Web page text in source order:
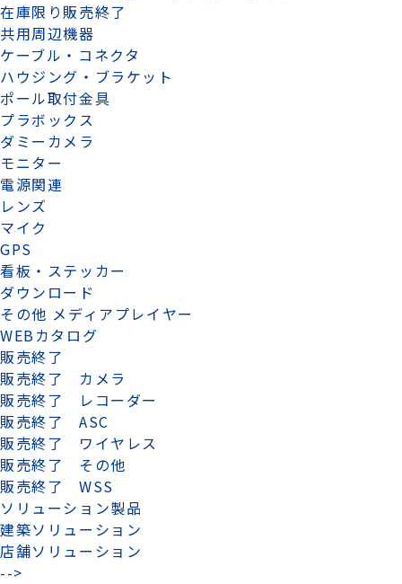
在庫限り販売終了
共用周辺機器
ケーブル・コネクタ
ハウジング・ブラケット
ポール取付金具
プラボックス
ダミーカメラ
モニター
電源関連
レンズ
マイク
GPS
看板・ステッカー
ダウンロード
その他 メディアプレイヤー
WEBカタログ
販売終了
販売終了 カメラ
販売終了 レコーダー
販売終了 ASC
販売終了 ワイヤレス
販売終了 その他
販売終了 WSS
ソリューション製品
建築ソリューション
店舗ソリューション
-->